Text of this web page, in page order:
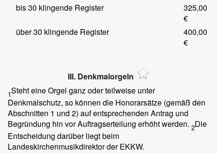
bis 30 klingende Register
325,00
€
über 30 klingende Register
400,00
€
III. Denkmalorgeln
1Steht eine Orgel ganz oder teilweise unter
Denkmalschutz, so können die Honorarsätze (gemäß den
Abschnitten 1 und 2) auf entsprechenden Antrag und
Begründung hin vor Auftragserteilung erhöht werden. 2Die
Entscheidung darüber liegt beim
Landeskirchenmusikdirektor der EKKW.